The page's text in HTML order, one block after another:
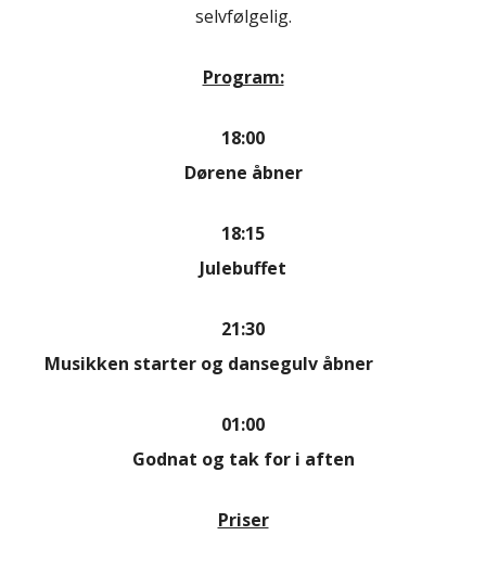
selvfølgelig.
Program:
18:00
Dørene åbner
18:15
Julebuffet
21:30
Musikken starter og dansegulv åbner
01:00
Godnat og tak for i aften
Priser